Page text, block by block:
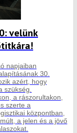
velünk
napjaiban
30.
azért, hogy
szükség.
a rászorultakon,
szerte a
központban,
a jelen és a jövő